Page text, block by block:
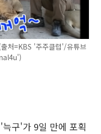
처=KBS '주주클럽'/유튜브
구'가 9일 만에 포획